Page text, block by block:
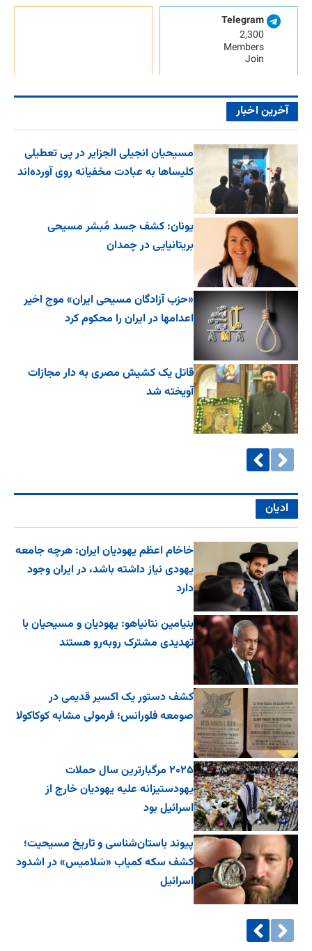
Telegram
2,300
Members
Join
آخرین اخبار
مسیحیان انجیلی الجزایر در پی تعطیلی
کلیساها به عبادت مخفیانه روی آورده‌اند
یونان: کشف جسد مُبشر مسیحی
بریتانیایی در چمدان
«حزب آزادگان مسیحی ایران» موج اخیر
اعدامها در ایران را محکوم کرد
قاتل یک کشیش مصری به دار مجازات
آویخته شد
ادیان
خاخام اعظم یهودیان ایران: هرچه جامعه
یهودی نیاز داشته باشد، در ایران وجود
دارد
بنیامین نتانیاهو: یهودیان و مسیحیان با
تهدیدی مشترک روبه‌رو هستند
کشف دستور یک اکسیر قدیمی در
صومعه فلورانس؛ فرمولی مشابه کوکاکولا
۲۰۲۵ مرگبارترین سال حملات
یهودستیزانه علیه یهودیان خارج از
اسرائیل بود
پیوند باستان‌شناسی و تاریخ مسیحیت؛
کشف سکه کمیاب «سَلامیس» در اشدود
اسرائیل